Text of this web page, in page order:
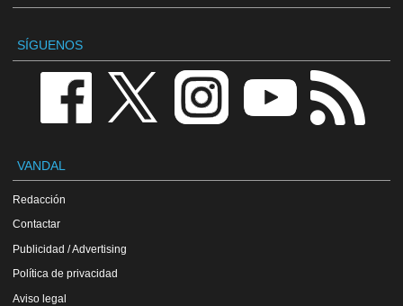
SÍGUENOS
VANDAL
Redacción
Contactar
Publicidad / Advertising
Política de privacidad
Aviso legal